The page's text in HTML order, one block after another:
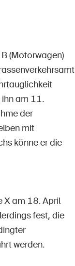
(Motorwagen)
am 11.
der
mit
könne er die
X am 18. April
fest, die
werden.